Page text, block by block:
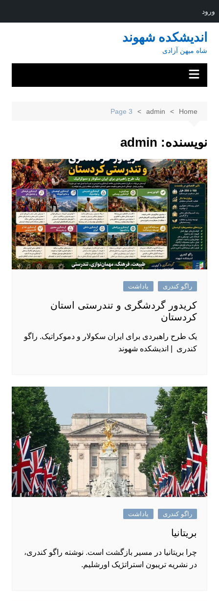
ورود
content
اندیشکده شهوند
شاه میهن آزادی
Home
admin
Page 3
نویسنده: admin
راگو کندری یاداشت
کریدور گردشگری و تندرستی استان
کردستان
یک طرح راهبردی برای ایران سکولار و دموکراتیک. راگو
کندری | اندیشکده شهوند
راگو کندری یاداشت
بریتانیا
چرا بریتانیا در مسیر بازگشت است. نوشته راگو کندری،
در نشریه تریبون استراتژیک اورشلیم.